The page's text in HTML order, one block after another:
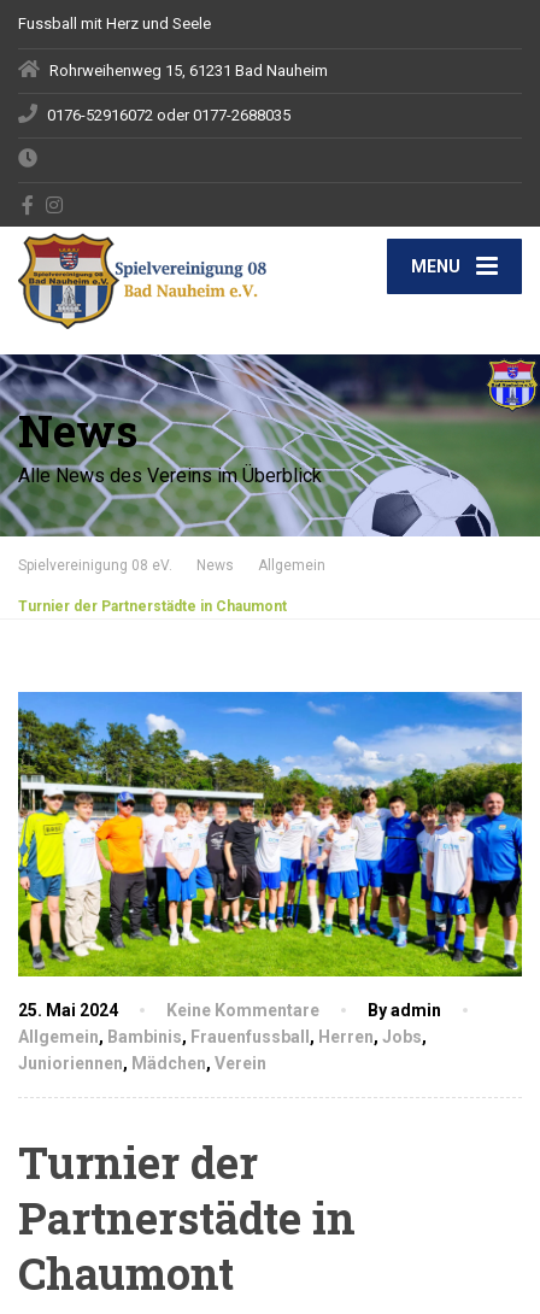
Fussball mit Herz und Seele
Rohrweihenweg 15, 61231 Bad Nauheim
0176-52916072 oder 0177-2688035
MENU
News
Alle News des Vereins im Überblick
Spielvereinigung 08 eV. News Allgemein
Turnier der Partnerstädte in Chaumont
25. Mai 2024 Keine Kommentare
By admin
Allgemein, Bambinis, Frauenfussball , Herren, Jobs,
Junioriennen, Mädchen, Verein
Turnier der
Partnerstädte in
Chaumont